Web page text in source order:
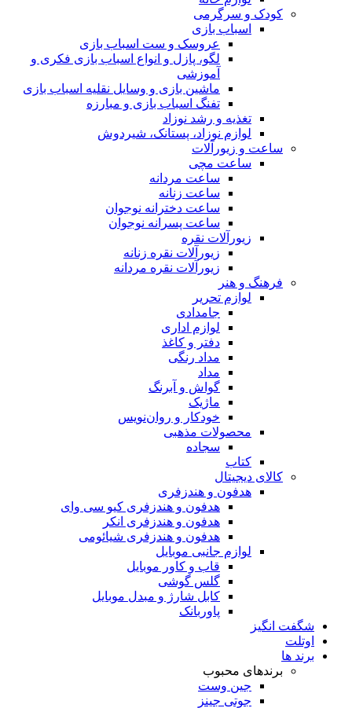
کودک و سرگرمی
اسباب بازی
عروسک و ست اسباب بازی
لگو، پازل و انواع اسباب بازی فکری و
آموزشی
ماشین بازی و وسایل نقلیه اسباب بازی
تفنگ اسباب بازی و مبارزه
تغذیه و رشد نوزاد
لوازم نوزاد، پستانک، شیردوش
ساعت و زیور‌آلات
ساعت مچی
ساعت مردانه
ساعت زنانه
ساعت دخترانه نوجوان
ساعت پسرانه نوجوان
زیورآلات نقره
زیورآلات نقره زنانه
زیورآلات نقره مردانه
فرهنگ و هنر
لوازم تحریر
جامدادی
لوازم اداری
دفتر و کاغذ
مداد رنگی
مداد
گواش و آبرنگ
ماژیک
خودکار و روان‌نویس
محصولات مذهبی
سجاده
کتاب
کالای دیجیتال
هدفون و هندزفری
هدفون و هندزفری کیو سی وای
هدفون و هندزفری انکر
هدفون و هندزفری شیائومی
لوازم جانبی موبایل
قاب و کاور موبایل
گلس گوشی
کابل شارژ و مبدل موبایل
پاوربانک
شگفت انگیز
اوتلت
برند ها
برندهای محبوب
جین وست
جوتی جینز